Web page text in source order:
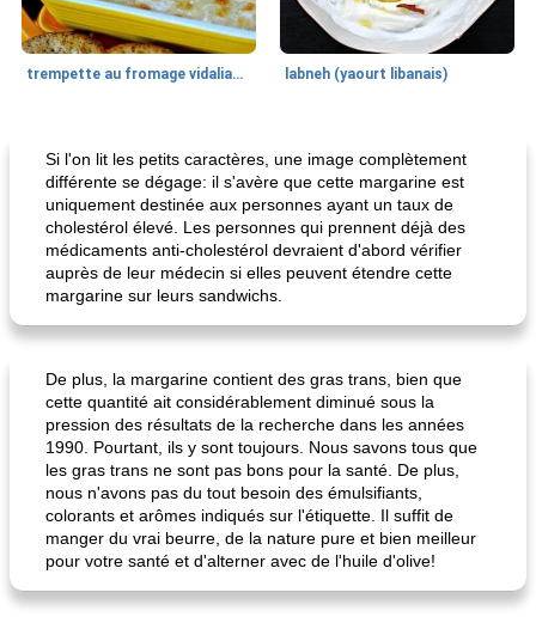
trempette au fromage vidalia® au fromage labneh (yaourt libanais)
Mme. poulet dijon grillé au miel cheesecake aux baies
Si l'on lit les petits caractères, une image complètement
différente se dégage: il s'avère que cette margarine est
uniquement destinée aux personnes ayant un taux de
cholestérol élevé. Les personnes qui prennent déjà des
médicaments anti-cholestérol devraient d'abord vérifier
auprès de leur médecin si elles peuvent étendre cette
margarine sur leurs sandwichs.
De plus, la margarine contient des gras trans, bien que
cette quantité ait considérablement diminué sous la
pression des résultats de la recherche dans les années
1990. Pourtant, ils y sont toujours. Nous savons tous que
les gras trans ne sont pas bons pour la santé. De plus,
nous n'avons pas du tout besoin des émulsifiants,
colorants et arômes indiqués sur l'étiquette. Il suffit de
manger du vrai beurre, de la nature pure et bien meilleur
pour votre santé et d'alterner avec de l'huile d'olive!